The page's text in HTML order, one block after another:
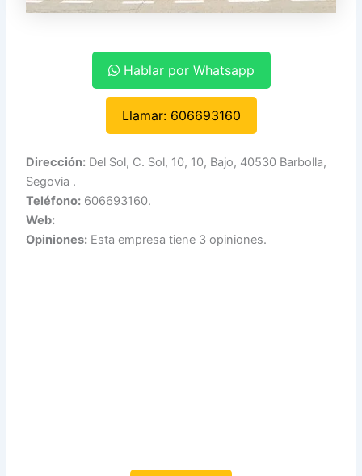
Hablar por Whatsapp
Llamar: 606693160
Dirección: Del Sol, C. Sol, 10, 10, Bajo, 40530 Barbolla,
Segovia .
Teléfono: 606693160.
Web:
Opiniones: Esta empresa tiene 3 opiniones.